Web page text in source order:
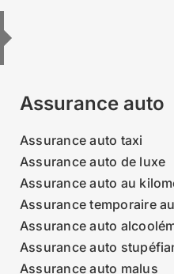
Assurance auto
Assurance auto taxi
Assurance auto de luxe
Assurance auto au
Assurance temporaire
Assurance auto
Assurance auto
Assurance auto malus